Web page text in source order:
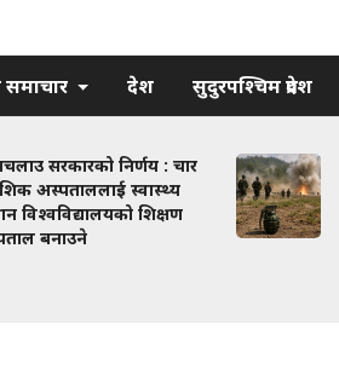
समाचार देश सुदुरपश्चिम प्रदेश
सरकारको निर्णय : चार
अस्पताललाई स्वास्थ्य
विश्वविद्यालयको शिक्षण
बनाउने